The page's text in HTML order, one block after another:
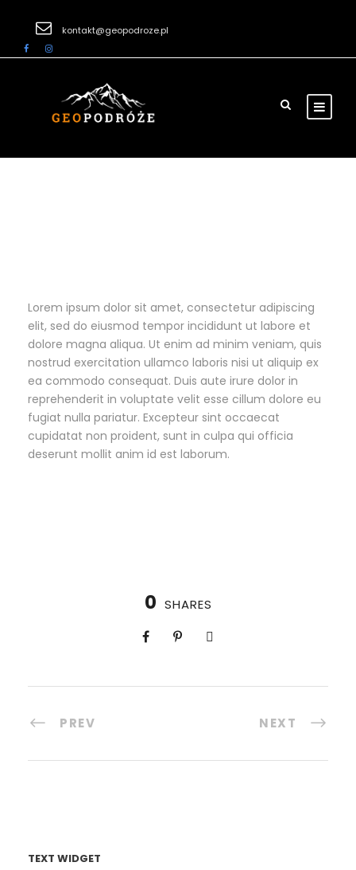
kontakt@geopodroze.pl
Lorem ipsum dolor sit amet, consectetur adipiscing
elit, sed do eiusmod tempor incididunt ut labore et
dolore magna aliqua. Ut enim ad minim veniam, quis
nostrud exercitation ullamco laboris nisi ut aliquip ex
ea commodo consequat. Duis aute irure dolor in
reprehenderit in voluptate velit esse cillum dolore eu
fugiat nulla pariatur. Excepteur sint occaecat
cupidatat non proident, sunt in culpa qui officia
deserunt mollit anim id est laborum.
0 SHARES
PREV NEXT
TEXT WIDGET